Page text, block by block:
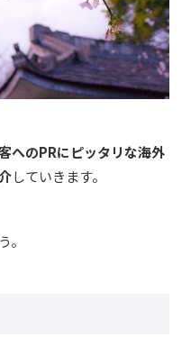
へのPRにピッタリな海外
していきます。
。